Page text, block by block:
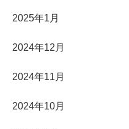
2025年1月
2024年12月
2024年11月
2024年10月